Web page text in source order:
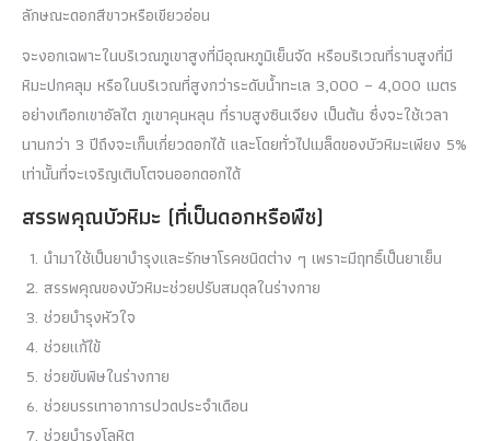
ลักษณะดอกสีขาวหรือเขียวอ่อน
จะงอกเฉพาะในบริเวณภูเขาสูงที่มีอุณหภูมิเย็นจัด หรือบริเวณที่ราบสูงที่มี
หิมะปกคลุม หรือในบริเวณที่สูงกว่าระดับน้ำทะเล 3,000 – 4,000 เมตร
อย่างเทือกเขาอัลไต ภูเขาคุนหลุน ที่ราบสูงซินเจียง เป็นต้น ซึ่งจะใช้เวลา
นานกว่า 3 ปีถึงจะเก็บเกี่ยวดอกได้ และโดยทั่วไปเมล็ดของบัวหิมะเพียง 5%
เท่านั้นที่จะเจริญเติบโตจนออกดอกได้
สรรพคุณบัวหิมะ (ที่เป็นดอกหรือพืช)
นำมาใช้เป็นยาบำรุงและรักษาโรคชนิดต่าง ๆ เพราะมีฤทธิ์เป็นยาเย็น
สรรพคุณของบัวหิมะช่วยปรับสมดุลในร่างกาย
ช่วยบำรุงหัวใจ
ช่วยแก้ไข้
ช่วยขับพิษในร่างกาย
ช่วยบรรเทาอาการปวดประจำเดือน
ช่วยบำรุงโลหิต